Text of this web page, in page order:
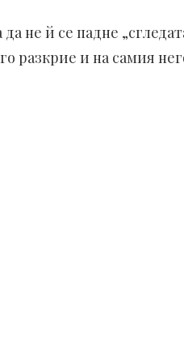
не й се падне
и на самия